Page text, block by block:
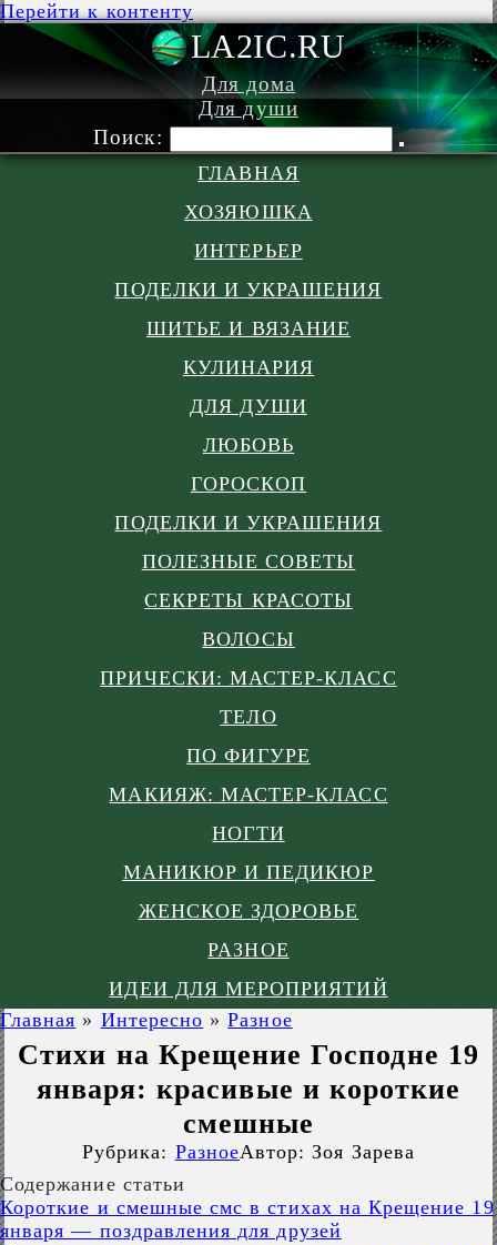
Перейти к контенту
LA2IC.RU
Для дома
Для души
Поиск:
ГЛАВНАЯ
ХОЗЯЮШКА
ИНТЕРЬЕР
ПОДЕЛКИ И УКРАШЕНИЯ
ШИТЬЕ И ВЯЗАНИЕ
КУЛИНАРИЯ
ДЛЯ ДУШИ
ЛЮБОВЬ
ГОРОСКОП
ПОДЕЛКИ И УКРАШЕНИЯ
ПОЛЕЗНЫЕ СОВЕТЫ
СЕКРЕТЫ КРАСОТЫ
ВОЛОСЫ
ПРИЧЕСКИ: МАСТЕР-КЛАСС
ТЕЛО
ПО ФИГУРЕ
МАКИЯЖ: МАСТЕР-КЛАСС
НОГТИ
МАНИКЮР И ПЕДИКЮР
ЖЕНСКОЕ ЗДОРОВЬЕ
РАЗНОЕ
ИДЕИ ДЛЯ МЕРОПРИЯТИЙ
Главная » Интересно » Разное
Стихи на Крещение Господне 19
января: красивые и короткие
смешные
Рубрика: РазноеАвтор: Зоя Зарева
Содержание статьи
Короткие и смешные смс в стихах на Крещение 19
января — поздравления для друзей